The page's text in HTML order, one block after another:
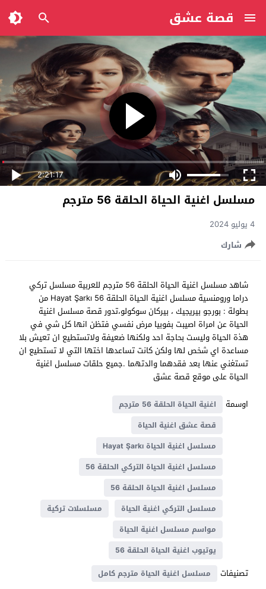
قصة عشق
2:21:17
مسلسل اغنية الحياة الحلقة 56 مترجم
4 يوليو 2024
شارك
شاهد مسلسل اغنية الحياة الحلقة 56 مترجم للعربية مسلسل تركي
دراما ورومنسية مسلسل اغنية الحياة الحلقة 56 Hayat Şarkı من
بطولة : بورجو بيريجيك ، بيركان سوكولو،تدور قصة مسلسل اغنية
الحياة عن امراة اصيبت بفوبيا مرض نفسي فتظن انها كل شي في
هذة الحياة وليست بحاجة احد ولكنها ضعيفة ولاتستطيع ان تعيش بلا
مساعدة اي شخص لها ولكن كانت تساعدها اختها التي لا تستطيع ان
تستغني عنها بعد فقدهما والدتهما .جميع حلقات مسلسل اغنية
الحياة على موقع قصة عشق
اوسمة
اغنية الحياة الحلقة 56 مترجم
قصة عشق اغنية الحياة
مسلسل اغنية الحياة Hayat Şarkı
مسلسل اغنية الحياة التركي الحلقة 56
مسلسل اغنية الحياة الحلقة 56
مسلسل التركي اغنية الحياة
مسلسلات تركية
مواسم مسلسل اغنية الحياة
يوتيوب اغنية الحياة الحلقة 56
تصنيفات مسلسل اغنية الحياة مترجم كامل